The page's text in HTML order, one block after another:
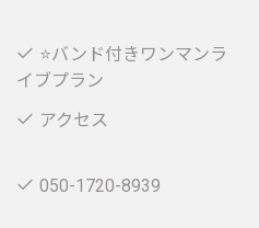
⭐バンド付きワンマンラ
イブプラン
アクセス
050-1720-8939